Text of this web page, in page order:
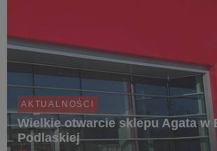
AKTUALNOŚCI
Wielkie otwarcie sklepu Agata w
Podlaskiej